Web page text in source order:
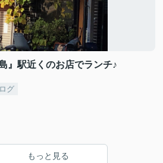
』駅近くのお店でランチ♪
グ
もっと見る